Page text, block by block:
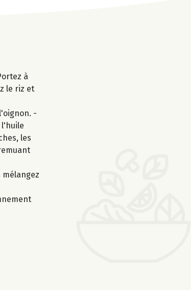
à
le riz et
-
l'huile
les
mélangez